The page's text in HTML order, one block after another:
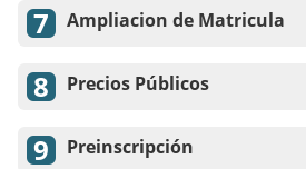
Ampliacion de Matricula
Precios Públicos
Preinscripción